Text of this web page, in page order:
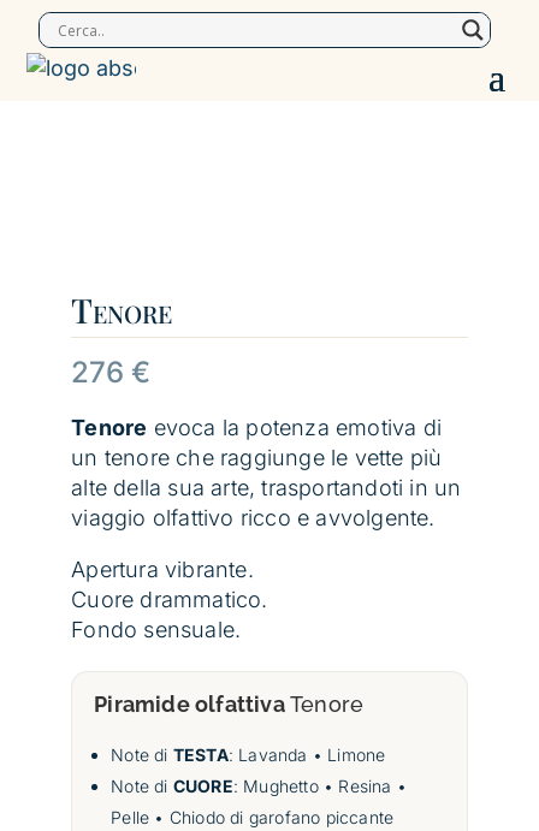
Tenore
276€
Tenore evoca la potenza emotiva di
un tenore che raggiunge le vette più
alte della sua arte, trasportandoti in un
viaggio olfattivo ricco e avvolgente.
Apertura vibrante.
Cuore drammatico.
Fondo sensuale.
Piramide olfattivaTenore
Note di TESTA: Lavanda • Limone
Note di CUORE: Mughetto • Resina •
Pelle • Chiodo di garofano piccante